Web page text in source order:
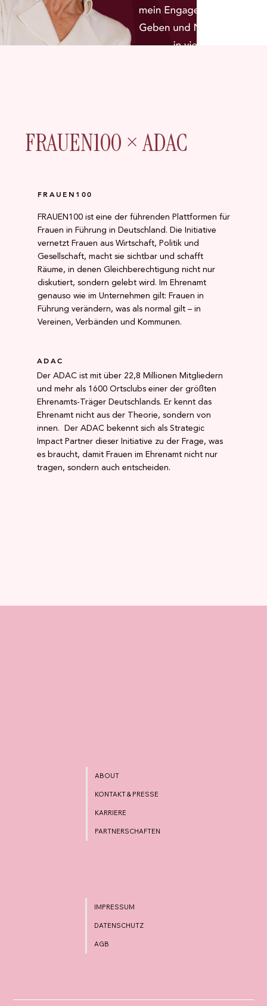
FRAUEN100 × ADAC
FRAUEN100
FRAUEN100 ist eine der führenden Plattformen für
Frauen in Führung in Deutschland. Die Initiative
vernetzt Frauen aus Wirtschaft, Politik und
Gesellschaft, macht sie sichtbar und schafft
Räume, in denen Gleichberechtigung nicht nur
diskutiert, sondern gelebt wird. Im Ehrenamt
genauso wie im Unternehmen gilt: Frauen in
Führung verändern, was als normal gilt – in
Vereinen, Verbänden und Kommunen.
ADAC
Der ADAC ist mit über 22,8 Millionen Mitgliedern
und mehr als 1600 Ortsclubs einer der größten
Ehrenamts-Träger Deutschlands. Er kennt das
Ehrenamt nicht aus der Theorie, sondern von
innen. Der ADAC bekennt sich als Strategic
Impact Partner dieser Initiative zu der Frage, was
es braucht, damit Frauen im Ehrenamt nicht nur
tragen, sondern auch entscheiden.
ABOUT
KONTAKT & PRESSE
KARRIERE
PARTNERSCHAFTEN
IMPRESSUM
DATENSCHUTZ
AGB